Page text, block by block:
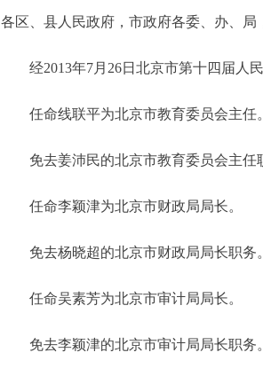
各区、县人民政府，市政府各委、办、局
经2013年7月26日北京市第十四届人民
任命线联平为北京市教育委员会主任。
免去姜沛民的北京市教育委员会主任
任命李颖津为北京市财政局局长。
免去杨晓超的北京市财政局局长职务。
任命吴素芳为北京市审计局局长。
免去李颖津的北京市审计局局长职务。